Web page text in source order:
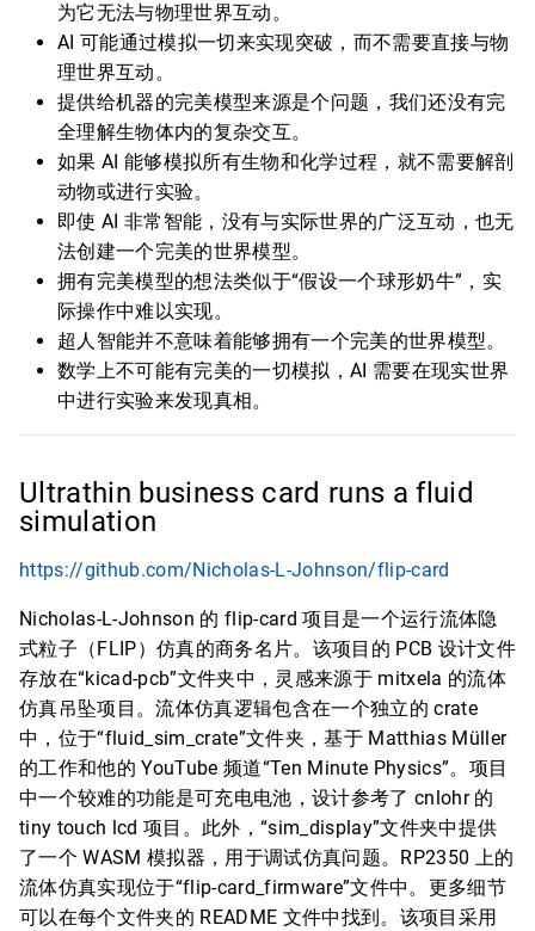
为它无法与物理世界互动。
AI 可能通过模拟一切来实现突破，而不需要直接与物
理世界互动。
提供给机器的完美模型来源是个问题，我们还没有完
全理解生物体内的复杂交互。
如果 AI 能够模拟所有生物和化学过程，就不需要解剖
动物或进行实验。
即使 AI 非常智能，没有与实际世界的广泛互动，也无
法创建一个完美的世界模型。
拥有完美模型的想法类似于“假设一个球形奶牛”，实
际操作中难以实现。
超人智能并不意味着能够拥有一个完美的世界模型。
数学上不可能有完美的一切模拟，AI 需要在现实世界
中进行实验来发现真相。
Ultrathin business card runs a fluid
simulation
https://github.com/Nicholas-L-Johnson/flip-card
Nicholas-L-Johnson 的 flip-card 项目是一个运行流体隐
式粒子（FLIP）仿真的商务名片。该项目的 PCB 设计文件
存放在“kicad-pcb”文件夹中，灵感来源于 mitxela 的流体
仿真吊坠项目。流体仿真逻辑包含在一个独立的 crate
中，位于“fluid_sim_crate”文件夹，基于 Matthias Müller
的工作和他的 YouTube 频道“Ten Minute Physics”。项目
中一个较难的功能是可充电电池，设计参考了 cnlohr 的
tiny touch lcd 项目。此外，“sim_display”文件夹中提供
了一个 WASM 模拟器，用于调试仿真问题。RP2350 上的
流体仿真实现位于“flip-card_firmware”文件中。更多细节
可以在每个文件夹的 README 文件中找到。该项目采用